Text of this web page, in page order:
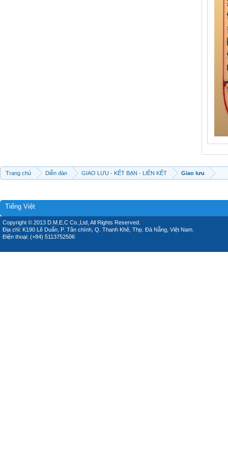
Trang chủ Diễn đàn GIAO LƯU - KẾT BẠN - LIÊN KẾT Giao lưu
Tiếng Việt
Copyright © 2013 D.M.E.C Co.,Ltd, All Rights Reserved.
Địa chỉ: K190 Lê Duẩn, P. Tân chính, Q. Thanh Khê, Thp. Đà Nẵng, Việt Nam.
Điện thoại: (+84) 5113752506